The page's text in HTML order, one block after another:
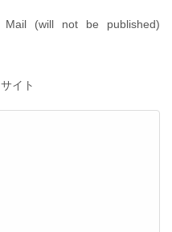
Mail (will not be published)
サイト